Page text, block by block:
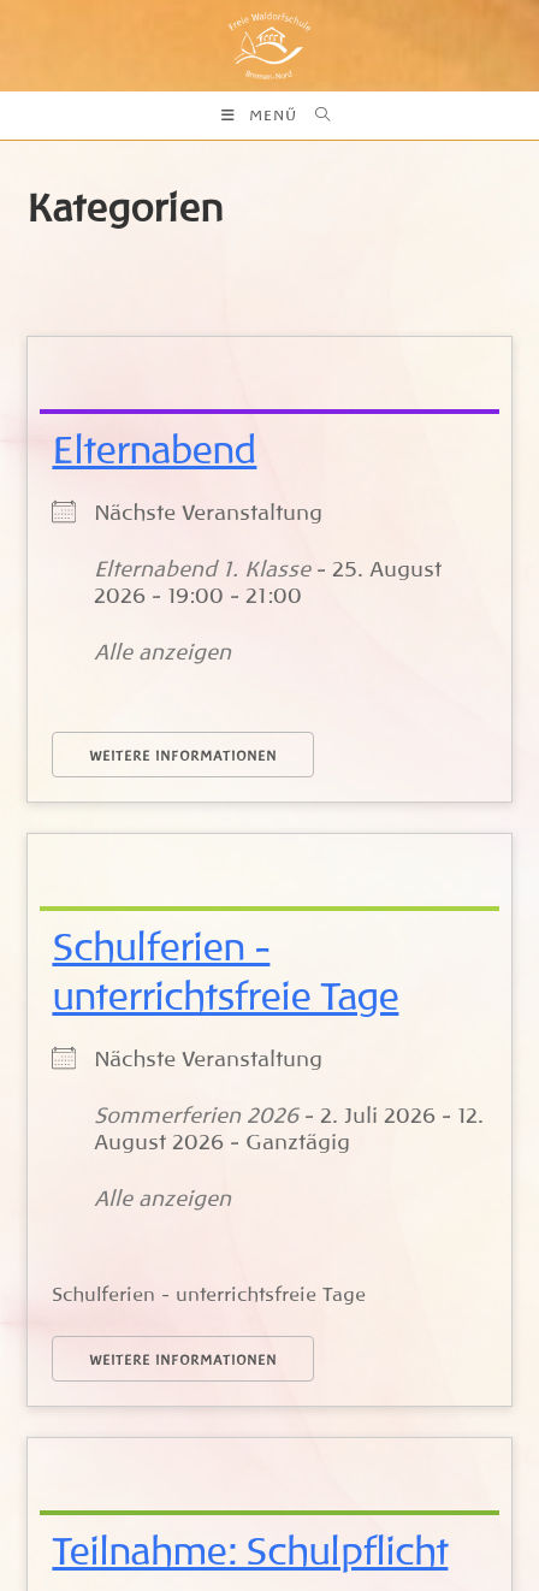
MENÜ
Kategorien
Elternabend
Nächste Veranstaltung
Elternabend 1. Klasse- 25. August
2026 - 19:00 - 21:00
Alle anzeigen
WEITERE INFORMATIONEN
Schulferien -
unterrichtsfreie Tage
Nächste Veranstaltung
Sommerferien 2026- 2. Juli 2026 - 12.
August 2026 - Ganztägig
Alle anzeigen
Schulferien - unterrichtsfreie Tage
WEITERE INFORMATIONEN
Teilnahme: Schulpflicht